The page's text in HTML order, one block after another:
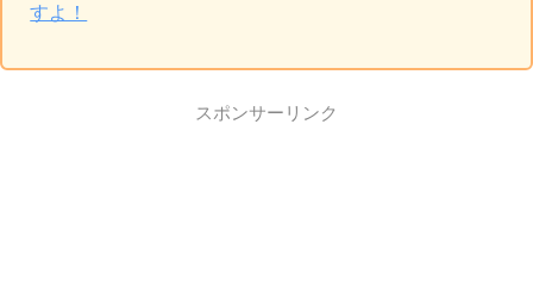
すよ！
スポンサーリンク